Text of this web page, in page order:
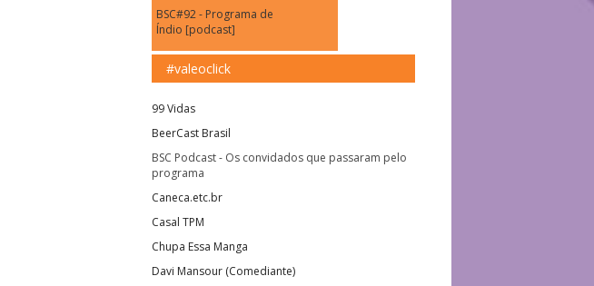
BSC#92 - Programa de
Índio [podcast]
#valeoclick
99 Vidas
BeerCast Brasil
BSC Podcast - Os convidados que passaram pelo
programa
Caneca.etc.br
Casal TPM
Chupa Essa Manga
Davi Mansour (Comediante)